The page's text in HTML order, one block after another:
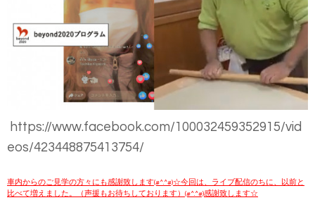
https://www.facebook.com/100032459352915/vid
eos/423448875413754/
車内からのご見学の方々にも感謝致します(#^.^#)☆今回は、ライブ配信のちに、以前と
比べて増えました。（声援もお待ちしております）(#^.^#)感謝致します☆